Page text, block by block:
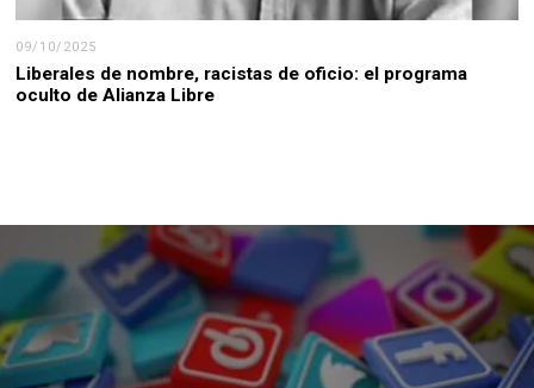
09/10/2025
Liberales de nombre, racistas de oficio: el programa
oculto de Alianza Libre